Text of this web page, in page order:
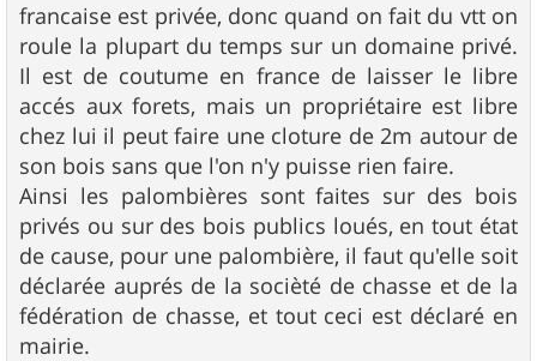
francaise est privée, donc quand on fait du vtt on
roule la plupart du temps sur un domaine privé.
Il est de coutume en france de laisser le libre
accés aux forets, mais un propriétaire est libre
chez lui il peut faire une cloture de 2m autour de
son bois sans que l'on n'y puisse rien faire.
Ainsi les palombières sont faites sur des bois
privés ou sur des bois publics loués, en tout état
de cause, pour une palombière, il faut qu'elle soit
déclarée auprés de la socièté de chasse et de la
fédération de chasse, et tout ceci est déclaré en
mairie.